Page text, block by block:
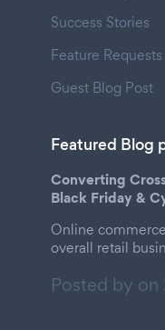
Success Stories
Feature Requests
Guest Blog Post
Featured Blog
Converting
Black Friday &
Online
overall retail
Posted by on